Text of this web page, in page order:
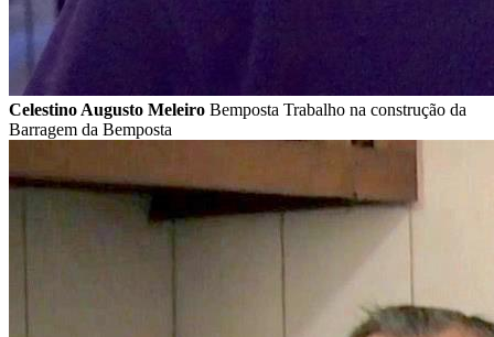
Celestino Augusto Meleiro Bemposta Trabalho na construção da
Barragem da Bemposta